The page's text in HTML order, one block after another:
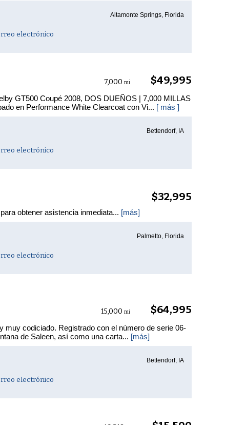
Altamonte Springs, Florida
electrónico
$49,995
7,000 mi
GT500 Coupé 2008, DOS DUEÑOS | 7,000 MILLAS
en Performance White Clearcoat con Vi... [ más ]
Bettendorf, IA
electrónico
$32,995
obtener asistencia inmediata... [más]
Palmetto, Florida
electrónico
$64,995
15,000 mi
muy codiciado. Registrado con el número de serie 06-
de Saleen, así como una carta... [más]
Bettendorf, IA
electrónico